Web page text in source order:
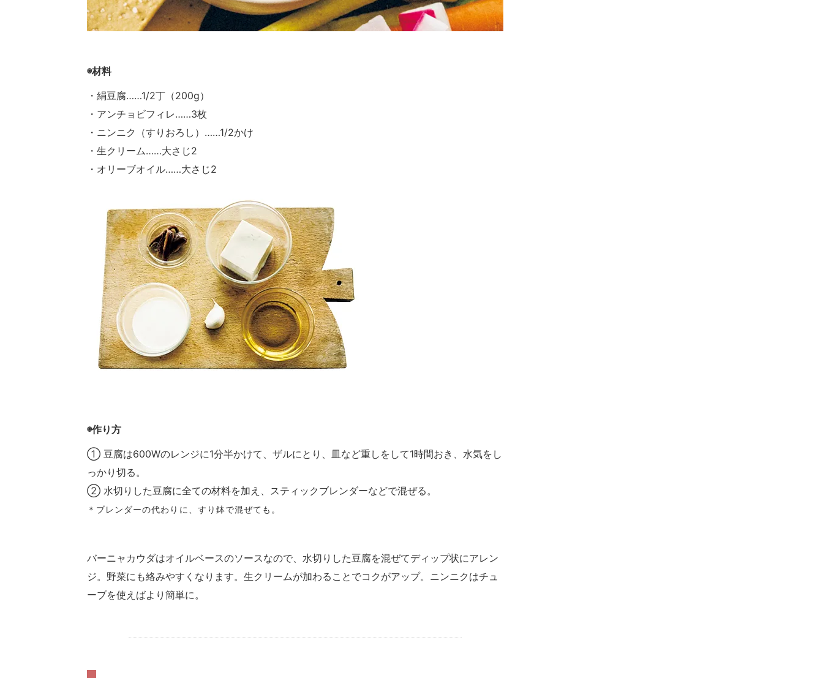
◉材料
・絹豆腐……1/2丁（200g）
・アンチョビフィレ……3枚
・ニンニク（すりおろし）……1/2かけ
・生クリーム……大さじ2
・オリーブオイル……大さじ2
◉作り方
① 豆腐は600Wのレンジに1分半かけて、ザルにとり、皿など重しをして1時間おき、水気をし
っかり切る。
② 水切りした豆腐に全ての材料を加え、スティックブレンダーなどで混ぜる。
＊ブレンダーの代わりに、すり鉢で混ぜても。
バーニャカウダはオイルベースのソースなので、水切りした豆腐を混ぜてディップ状にアレン
ジ。野菜にも絡みやすくなります。生クリームが加わることでコクがアップ。ニンニクはチュ
ーブを使えばより簡単に。